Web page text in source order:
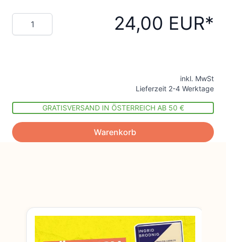
Menge 24,00 EUR
inkl. MwSt
Lieferzeit 2-4 Werktage
GRATISVERSAND IN ÖSTERREICH AB 50 €
Warenkorb